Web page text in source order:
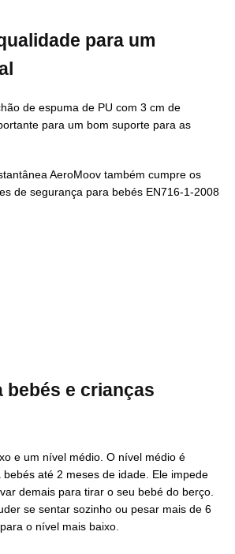
para um
de espuma de PU com 3 cm de
para um bom suporte para as
AeroMoov também cumpre os
de segurança para bebés EN716-1-2008
bebés e crianças
e um nível médio. O nível médio é
até 2 meses de idade. Ele impede
demais para tirar o seu bebé do berço.
se sentar sozinho ou pesar mais de 6
o nível mais baixo.